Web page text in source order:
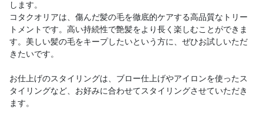
します。
コタクオリアは、傷んだ髪の毛を徹底的ケアする高品質なトリー
トメントです。高い持続性で艶髪をより長く楽しむことができま
す。美しい髪の毛をキープしたいという方に、ぜひお試しいただ
きたいです。
お仕上げのスタイリングは、ブロー仕上げやアイロンを使ったス
タイリングなど、お好みに合わせてスタイリングさせていただき
ます。